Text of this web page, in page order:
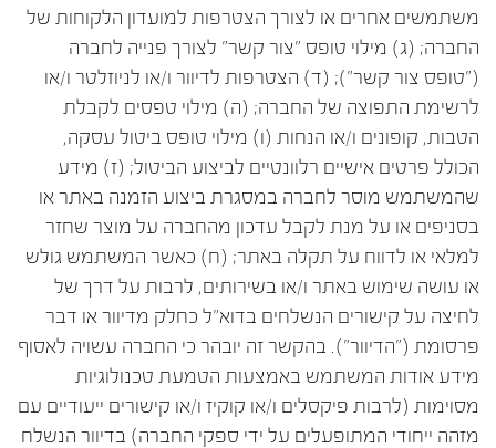
משתמשים אחרים או לצורך הצטרפות למועדון הלקוחות של
החברה; (ג) מילוי טופס "צור קשר" לצורך פנייה לחברה
("טופס צור קשר"); (ד) הצטרפות לדיוור ו/או לניוזלטר ו/או
לרשימת התפוצה של החברה; (ה) מילוי טפסים לקבלת
הטבות, קופונים ו/או הנחות (ו) מילוי טופס ביטול עסקה,
הכולל פרטים אישיים רלוונטיים לביצוע הביטול; (ז) מידע
שהמשתמש מוסר לחברה במסגרת ביצוע הזמנה באתר או
בסניפים או על מנת לקבל עדכון מהחברה על מוצר שחזר
למלאי או לדווח על תקלה באתר; (ח) כאשר המשתמש גולש
או עושה שימוש באתר ו/או בשירותים, לרבות על דרך של
לחיצה על קישורים הנשלחים בדוא"ל כחלק מדיוור או דבר
פרסומת ("הדיוור"). בהקשר זה יובהר כי החברה עשויה לאסוף
מידע אודות המשתמש באמצעות הטמעת טכנולוגיות
מסוימות (לרבות פיקסלים ו/או קוקיז ו/או קישורים ייעודיים עם
מזהה ייחודי המתופעלים על ידי ספקי החברה) בדיוור הנשלח